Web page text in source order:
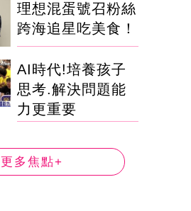
理想混蛋號召粉絲
跨海追星吃美食！
AI時代!培養孩子
思考.解決問題能
力更重要
更多焦點+